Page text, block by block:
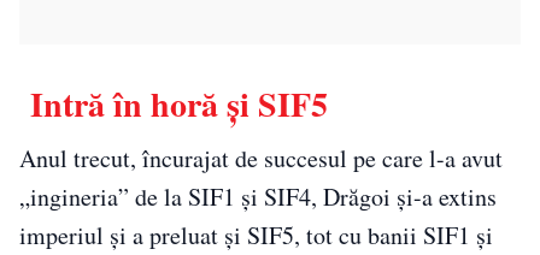
Intră în horă și SIF5
Anul trecut, încurajat de succesul pe care l-a avut
„ingineria” de la SIF1 și SIF4, Drăgoi și-a extins
imperiul și a preluat și SIF5, tot cu banii SIF1 și